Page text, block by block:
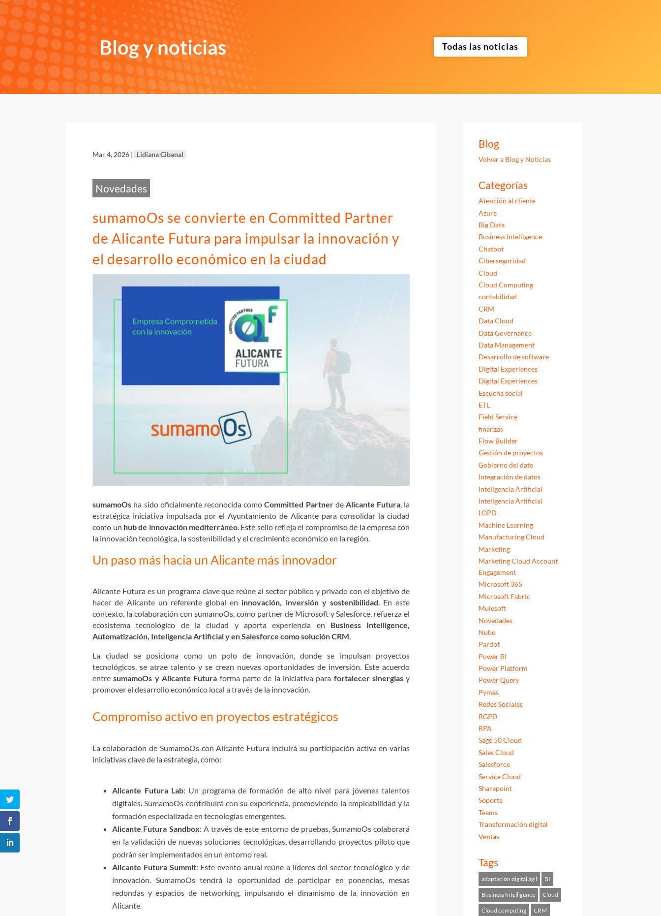
Blog y noticias Todas las noticias
Mar 4, 2026 | Lidiana Cibanal
Novedades
sumamoOs se convierte en Committed Partner
de Alicante Futura para impulsar la innovación y
el desarrollo económico en la ciudad
sumamoOs ha sido oficialmente reconocida comoCommitted Partnerde Alicante Futura, la
estratégica iniciativa impulsada por el Ayuntamiento de Alicante para consolidar la ciudad
como un hub de innovación mediterráneo. Este sello refleja el compromiso de la empresa con
la innovación tecnológica, la sostenibilidad y el crecimiento económico en la región.
Un paso más hacia un Alicante más innovador
Alicante Futura es un programa clave que reúne al sector público y privado con el objetivo de
hacer de Alicante un referente global en innovación, inversión y sostenibilidad. En este
contexto, la colaboración con sumamoOs, como partner de Microsoft y Salesforce, refuerza el
ecosistema tecnológico de la ciudad y aporta experiencia en Business Intelligence,
Automatización, Inteligencia Artificial y en Salesforce como solución CRM.
La ciudad se posiciona como un polo de innovación, donde se impulsan proyectos
tecnológicos, se atrae talento y se crean nuevas oportunidades de inversión. Este acuerdo
entresumamoOs y Alicante Futura forma parte de la iniciativa para fortalecer sinergias y
promover el desarrollo económico local a través de la innovación.
Compromiso activo en proyectos estratégicos
La colaboración de SumamoOs con Alicante Futura incluirá su participación activa en varias
iniciativas clave de la estrategia, como:
Alicante Futura Lab: Un programa de formación de alto nivel para jóvenes talentos
digitales. SumamoOs contribuirá con su experiencia, promoviendo la empleabilidad y la
formación especializada en tecnologías emergentes.
Alicante Futura Sandbox: A través de este entorno de pruebas, SumamoOs colaborará
en la validación de nuevas soluciones tecnológicas, desarrollando proyectos piloto que
podrán ser implementados en un entorno real.
Alicante Futura Summit: Este evento anual reúne a líderes del sector tecnológico y de
innovación. SumamoOs tendrá la oportunidad de participar en ponencias, mesas
redondas y espacios de networking, impulsando el dinamismo de la innovación en
Alicante.
Blog
Volver a Blog y Noticias
Categorías
Atención al cliente
Azure
Big Data
Business Intelligence
Chatbot
Ciberseguridad
Cloud
Cloud Computing
contabilidad
CRM
Data Cloud
Data Governance
Data Management
Desarrollo de software
Digital Experiences
Digital Experiences
Escucha social
ETL
Field Service
finanzas
Flow Builder
Gestión de proyectos
Gobierno del dato
Integración de datos
Inteligencia Artificial
Inteligencia Artificial
LOPD
Machine Learning
Manufacturing Cloud
Marketing
Marketing Cloud Account
Engagement
Microsoft 365
Microsoft Fabric
Mulesoft
Novedades
Nube
Pardot
Power BI
Power Platform
Power Query
Pymes
Redes Sociales
RGPD
RPA
Sage 50 Cloud
Sales Cloud
Salesforce
Service Cloud
Sharepoint
Soporte
Teams
Transformación digital
Ventas
Tags
adaptación digital ágil BI
Business Intelligence Cloud
Cloud computing CRM